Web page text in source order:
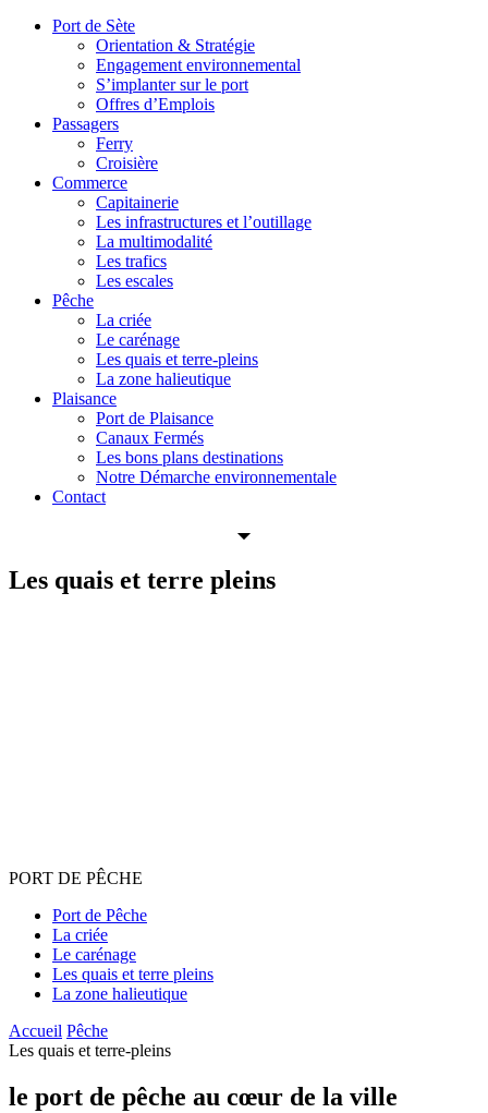
Port de Sète
Orientation & Stratégie
Engagement environnemental
S’implanter sur le port
Offres d’Emplois
Passagers
Ferry
Croisière
Commerce
Capitainerie
Les infrastructures et l’outillage
La multimodalité
Les trafics
Les escales
Pêche
La criée
Le carénage
Les quais et terre-pleins
La zone halieutique
Plaisance
Port de Plaisance
Canaux Fermés
Les bons plans destinations
Notre Démarche environnementale
Contact
Les quais et terre pleins
PORT DE PÊCHE
Port de Pêche
La criée
Le carénage
Les quais et terre pleins
La zone halieutique
Accueil Pêche
Les quais et terre-pleins
le port de pêche au cœur de la ville